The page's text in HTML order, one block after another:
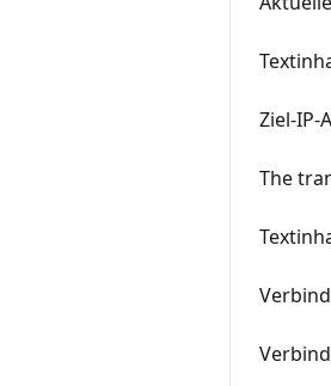
Ziel-IP-
The